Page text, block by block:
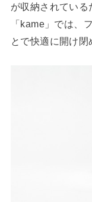
が収納されてい
「kame」では、
とで快適に開け閉